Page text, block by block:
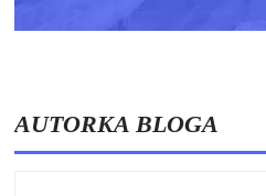
AUTORKA BLOGA